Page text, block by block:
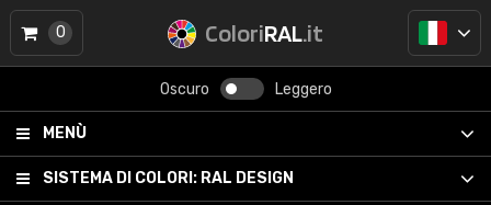
ColoriRAL.it
Oscuro Leggero
MENÙ
SISTEMA DI COLORI: RAL DESIGN
0